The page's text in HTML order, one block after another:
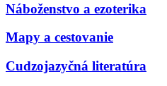
Náboženstvo a ezoterika
Mapy a cestovanie
Cudzojazyčná literatúra